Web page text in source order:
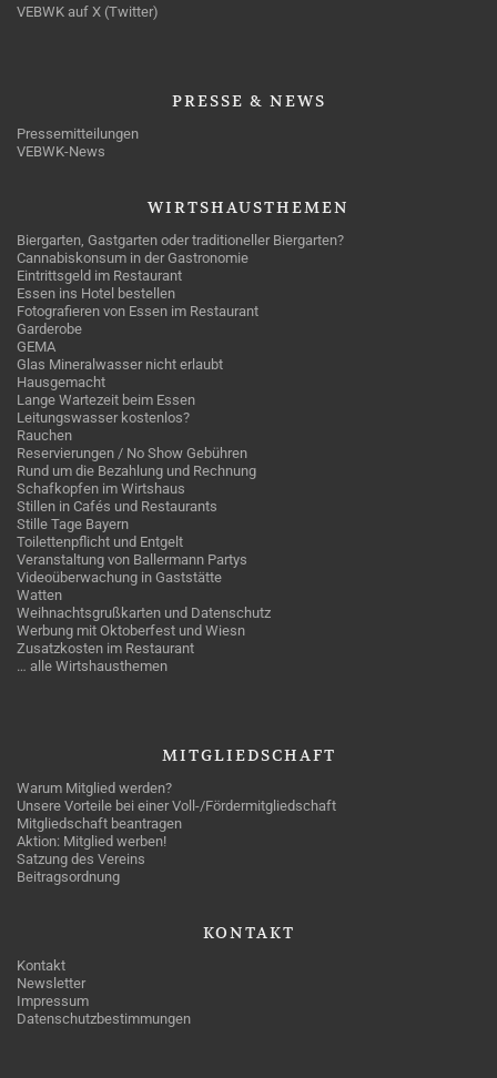
VEBWK auf X (Twitter)
PRESSE & NEWS
Pressemitteilungen
VEBWK-News
WIRTSHAUSTHEMEN
Biergarten, Gastgarten oder traditioneller Biergarten?
Cannabiskonsum in der Gastronomie
Eintrittsgeld im Restaurant
Essen ins Hotel bestellen
Fotografieren von Essen im Restaurant
Garderobe
GEMA
Glas Mineralwasser nicht erlaubt
Hausgemacht
Lange Wartezeit beim Essen
Leitungswasser kostenlos?
Rauchen
Reservierungen / No Show Gebühren
Rund um die Bezahlung und Rechnung
Schafkopfen im Wirtshaus
Stillen in Cafés und Restaurants
Stille Tage Bayern
Toilettenpflicht und Entgelt
Veranstaltung von Ballermann Partys
Videoüberwachung in Gaststätte
Watten
Weihnachtsgrußkarten und Datenschutz
Werbung mit Oktoberfest und Wiesn
Zusatzkosten im Restaurant
… alle Wirtshausthemen
MITGLIEDSCHAFT
Warum Mitglied werden?
Unsere Vorteile bei einer Voll-/Fördermitgliedschaft
Mitgliedschaft beantragen
Aktion: Mitglied werben!
Satzung des Vereins
Beitragsordnung
KONTAKT
Kontakt
Newsletter
Impressum
Datenschutzbestimmungen